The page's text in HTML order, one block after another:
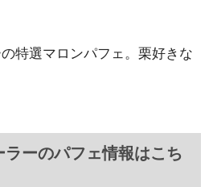
特選マロンパフェ。栗好きな
ーのパフェ情報はこち